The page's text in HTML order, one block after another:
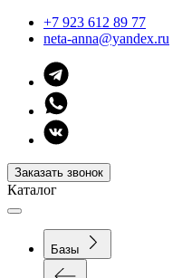
+7 923 612 89 77
neta-anna@yandex.ru
Заказать звонок
Каталог
Базы